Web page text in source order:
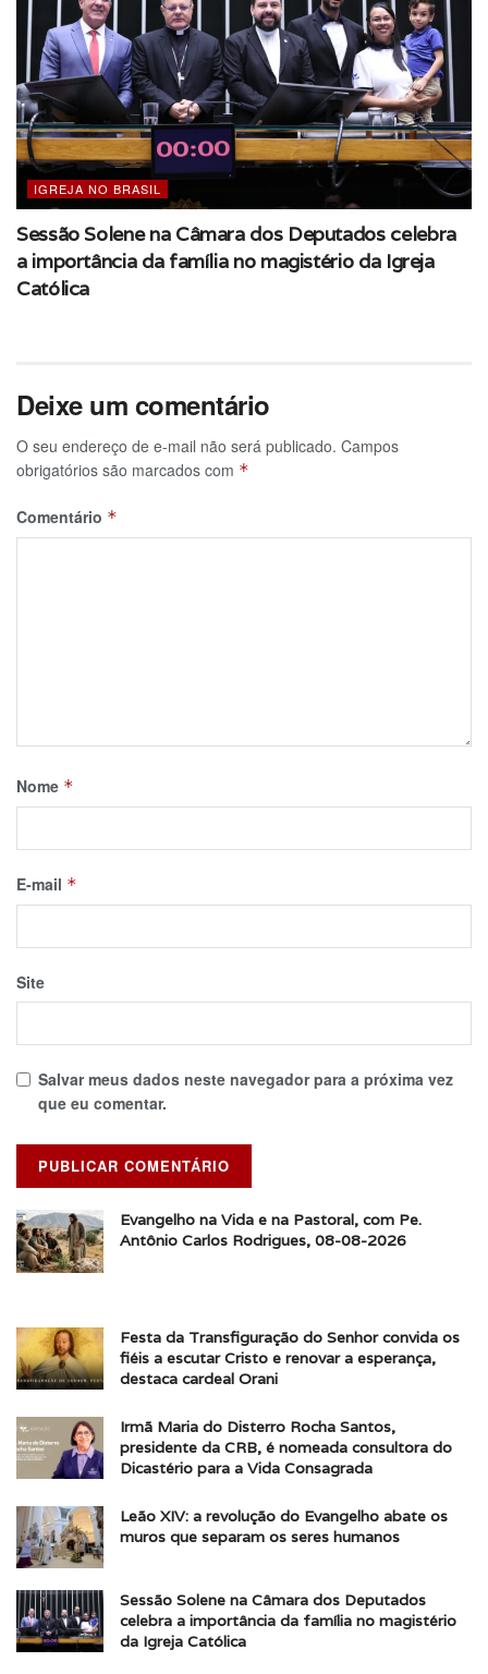
Segundo a presidência da OSIB, o encontro será uma
oportunidade de fortalecer a missão dos formadores diante
dos desafios da evangelização e da formação sacerdotal
no cenário atual, marcado pela cultura digital e pelas
novas exigências pastorais da Igreja no Brasil.
Saiba mais em:Assembleia Geral OSIB – Encontro
Nacional de Formadores 2026 – OSIB
Conteúdo: CNBB
IGREJA NO BRASIL
Sessão Solene na Câmara dos Deputados celebra
a importância da família no magistério da Igreja
Católica
Deixe um comentário
O seu endereço de e-mail não será publicado. Campos
obrigatórios são marcados com *
Comentário *
Nome *
E-mail *
Site
Salvar meus dados neste navegador para a próxima vez
que eu comentar.
Evangelho na Vida e na Pastoral, com Pe.
Antônio Carlos Rodrigues, 08-08-2026
Festa da Transfiguração do Senhor convida os
fiéis a escutar Cristo e renovar a esperança,
destaca cardeal Orani
Irmã Maria do Disterro Rocha Santos,
presidente da CRB, é nomeada consultora do
Dicastério para a Vida Consagrada
Leão XIV: a revolução do Evangelho abate os
muros que separam os seres humanos
Sessão Solene na Câmara dos Deputados
celebra a importância da família no magistério
da Igreja Católica